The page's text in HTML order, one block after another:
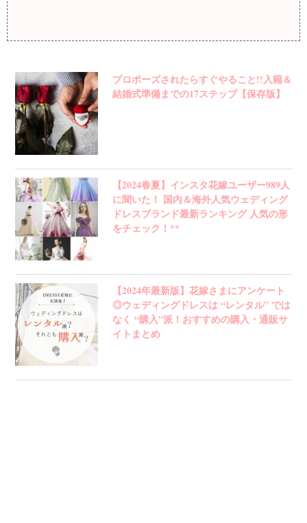
プロポーズされたらすぐやること!!入籍＆
結婚式準備までの17ステップ【保存版】
【2024春夏】インスタ花嫁ユーザー989人
に聞いた！ 国内＆海外人気ウェディング
ドレスブランド最新ランキング 人気の形
をチェック！**
【2024年最新版】花嫁さまにアンケート
◎ウェディングドレスは “レンタル” では
なく “購入”派！おすすめの購入・通販サ
イトまとめ